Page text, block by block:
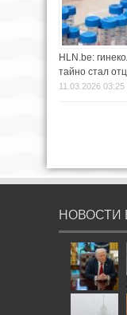
HLN.be:
тайно стал
11.03.2026 03:25
НОВОСТИ